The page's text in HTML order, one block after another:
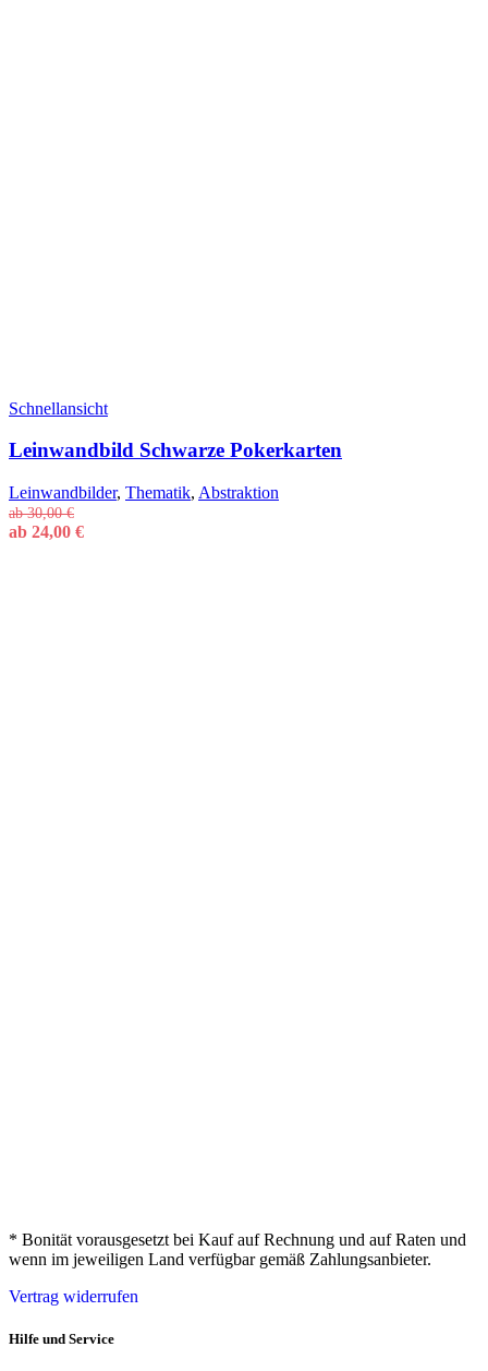
Schnellansicht
Leinwandbild Schwarze Pokerkarten
Leinwandbilder, Thematik, Abstraktion
ab30,00€
ab 24,00 €
* Bonität vorausgesetzt bei Kauf auf Rechnung und auf Raten und
wenn im jeweiligen Land verfügbar gemäß Zahlungsanbieter.
Vertrag widerrufen
Hilfe und Service